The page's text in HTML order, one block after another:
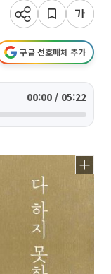
구글 선호매체 추가
00:00 / 05:22